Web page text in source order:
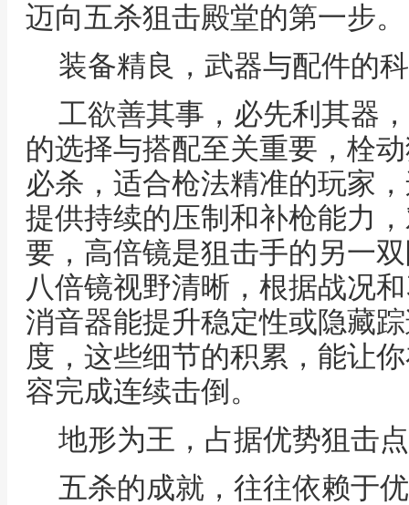
迈向五杀狙击殿堂的第一步。
装备精良，武器与配件的
工欲善其事，必先利其器
的选择与搭配至关重要，栓
必杀，适合枪法精准的玩家
提供持续的压制和补枪能力
要，高倍镜是狙击手的另一
八倍镜视野清晰，根据战况
消音器能提升稳定性或隐藏
度，这些细节的积累，能让
容完成连续击倒。
地形为王，占据优势狙击
五杀的成就，往往依赖于